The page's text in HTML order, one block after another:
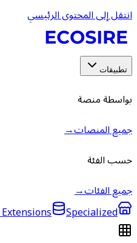
انتقل إلى المحتوى الرئيسي
تطبيقات
بواسطة منصة
جميع المنصات→
حسب الفئة
جميع الفئات→
Specialized